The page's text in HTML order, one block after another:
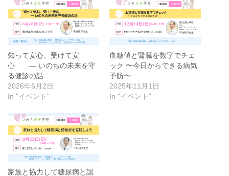
知って安心、受けて安
心 ― いのちの未来を守
る健診の話
2026年6月2日
In "イベント"
血糖値と腎臓を数字でチェ
ック 〜今日からできる病気
予防〜
2025年11月1日
In "イベント"
家族と協力して糖尿病と認